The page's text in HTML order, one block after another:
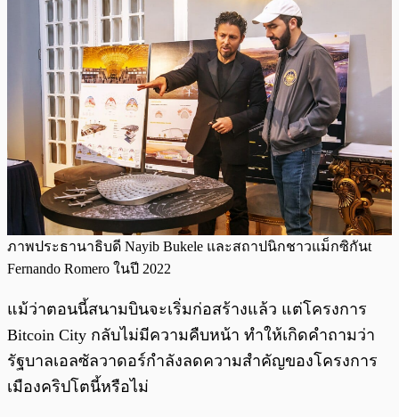
ภาพประธานาธิบดี Nayib Bukele และสถาปนิกชาวแม็กซิกันt
Fernando Romero ในปี 2022
แม้ว่าตอนนี้สนามบินจะเริ่มก่อสร้างแล้ว แต่โครงการ
Bitcoin City กลับไม่มีความคืบหน้า ทำให้เกิดคำถามว่า
รัฐบาลเอลซัลวาดอร์กำลังลดความสำคัญของโครงการ
เมืองคริปโตนี้หรือไม่